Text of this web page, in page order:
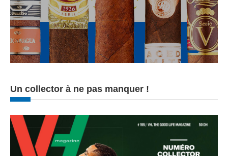
Un collector à ne pas manquer !